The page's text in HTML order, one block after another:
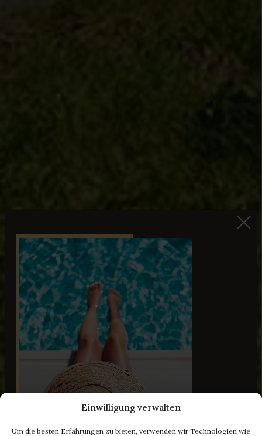
Einwilligung verwalten
Um die besten Erfahrungen zu bieten, verwenden wir Technologien wie